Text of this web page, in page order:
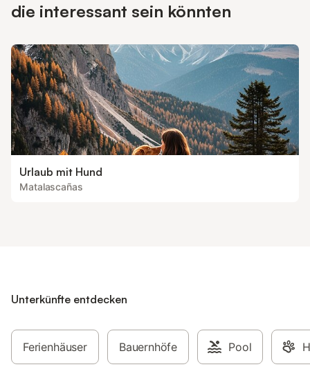
die interessant sein könnten
Urlaub mit Hund
Matalascañas
Unterkünfte entdecken
Ferienhäuser Bauernhöfe Pool